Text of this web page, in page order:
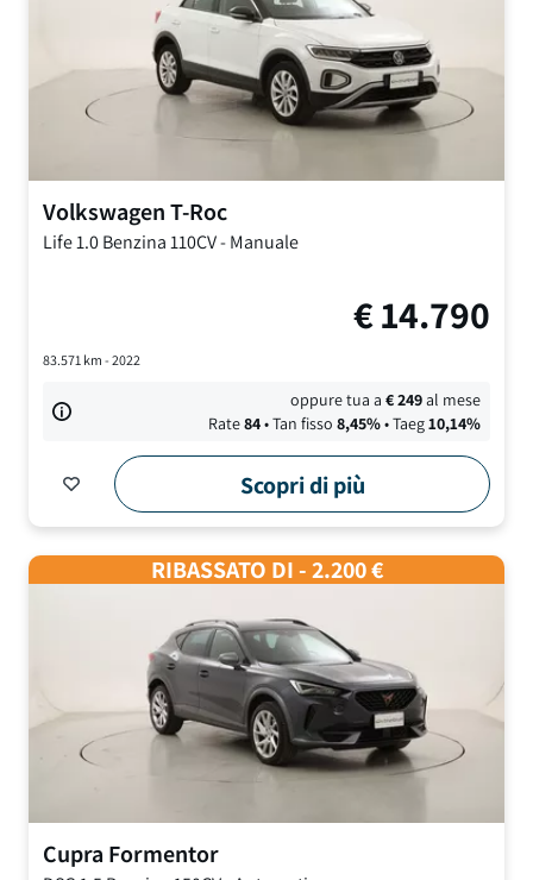
VolkswagenT-Roc
Life1.0 Benzina 110CV-Manuale
€14.790
83.571 km - 2022
oppure tua a€249al mese
Rate84• Tan fisso 8,45%• Taeg10,14%
Scopri di più
RIBASSATO DI - 2.200 €
Cupra Formentor